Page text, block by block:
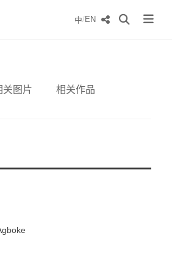
中/EN
关图片 相关作品